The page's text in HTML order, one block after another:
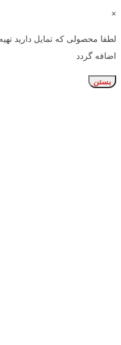
×
لطفا محصولی که تمایل دارید
اضافه گردد
بستن